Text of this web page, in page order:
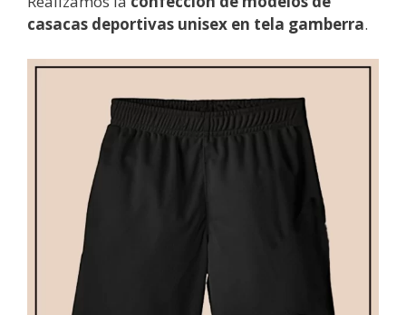
casacas deportivas unisex en tela gamberra.